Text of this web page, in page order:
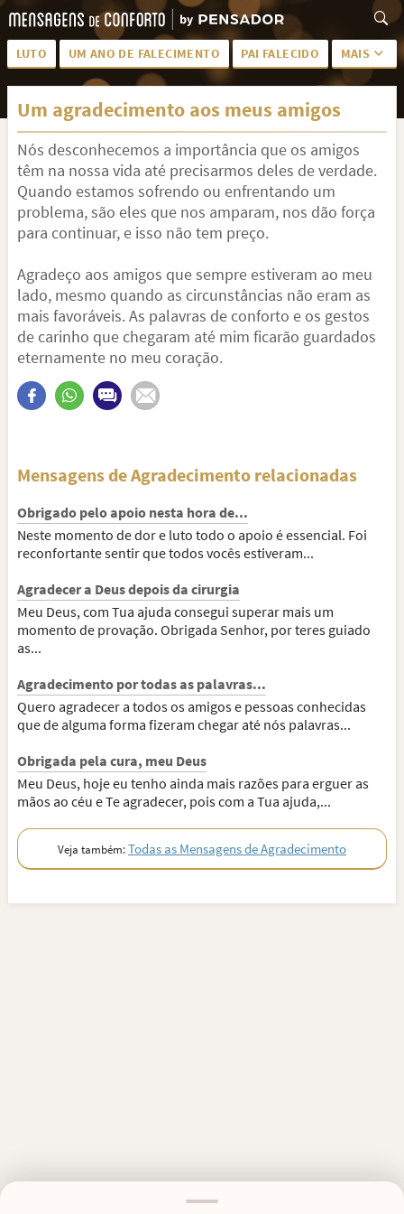
LUTO UM ANO DE FALECIMENTO PAI FALECIDO MAIS
LUTO PARA AMIGA PALAVRAS
SAUDADES DA MÃE PÊSAMES
PÊSAMES PARA AMIGA DESCANSE EM PAZ
MEUS SENTIMENTOS PÊSAMES PARA AMIGO
FRASES DE LUTO PARA AMIGO FIM DE NAMORO
Um agradecimento aos meus amigos
Nós desconhecemos a importância que os amigos
têm na nossa vida até precisarmos deles de verdade.
Quando estamos sofrendo ou enfrentando um
problema, são eles que nos amparam, nos dão força
para continuar, e isso não tem preço.
Agradeço aos amigos que sempre estiveram ao meu
lado, mesmo quando as circunstâncias não eram as
mais favoráveis. As palavras de conforto e os gestos
de carinho que chegaram até mim ficarão guardados
eternamente no meu coração.
Mensagens de Agradecimento relacionadas
Obrigado pelo apoio nesta hora de...
Neste momento de dor e luto todo o apoio é essencial. Foi
reconfortante sentir que todos vocês estiveram...
Agradecer a Deus depois da cirurgia
Meu Deus, com Tua ajuda consegui superar mais um
momento de provação. Obrigada Senhor, por teres guiado
as...
Agradecimento por todas as palavras...
Quero agradecer a todos os amigos e pessoas conhecidas
que de alguma forma fizeram chegar até nós palavras...
Obrigada pela cura, meu Deus
Meu Deus, hoje eu tenho ainda mais razões para erguer as
mãos ao céu e Te agradecer, pois com a Tua ajuda,...
Veja também:Todas as Mensagens de Agradecimento